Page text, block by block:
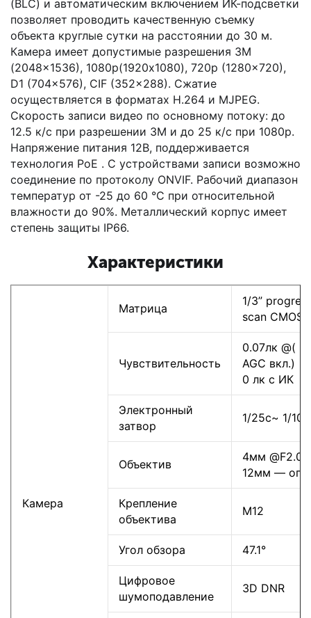
(BLC) и автоматическим включением ИК-подсветки
позволяет проводить качественную съемку
объекта круглые сутки на расстоянии до 30 м.
Камера имеет допустимые разрешения 3M
(2048x1536), 1080р(1920x1080), 720p (1280x720),
D1 (704x576), CIF (352x288). Сжатие
осуществляется в форматах H.264 и MJPEG.
Скорость записи видео по основному потоку: до
12.5 к/с при разрешении 3M и до 25 к/с при 1080p.
Напряжение питания 12В, поддерживается
технология PоE . С устройствами записи возможно
соединение по протоколу ONVIF. Рабочий диапазон
температур от -25 до 60 °C при относительной
влажности до 90%. Металлический корпус имеет
степень защиты IP66.
Характеристики
Камера
Матрица
1/3”
scan CMOS
Чувствительность
0.07лк @(
AGC вкл.)
0 лк с ИК
Электронный
затвор
1/25с~ 1/
Объектив
4мм @F2.0
12мм ―
Крепление
объектива
M12
Угол обзора 47.1°
Цифровое
шумоподавление
3D DNR